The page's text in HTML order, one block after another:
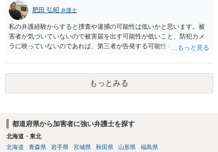
肥田 弘昭 弁護士
私の弁護経験からすると捜査や逮捕の可能性は低いかと思います。被
害者が気づいていないので被害届を出す可能性が低いこと、防犯カメ
ラに映っていないのであれば、第三者が告発する可能性も低いこと、
座る女性を盗撮(全体像写真1枚と5秒程度の動画)してしまいました。下
着や胸など強調したものではありません。」とありますが、少なくと
も捜査段階では性的姿態等撮影罪の被疑事実で逮捕勾留されるケース
が私の弁護経験では多くなった印象です（最終的には不起訴ないし各
もっとみる
都道府県から加害者に強い弁護士を探す
北海道・東北
北海道
青森県 岩手県 宮城県 秋田県 山形県 福島県